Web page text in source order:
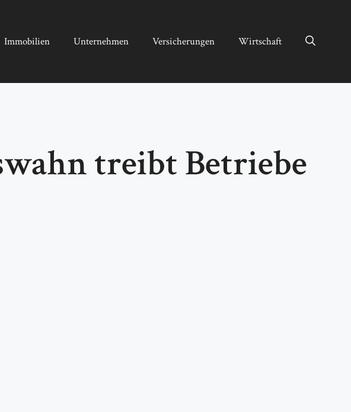
Immobilien Unternehmen Versicherungen Wirtschaft
treibt Betriebe